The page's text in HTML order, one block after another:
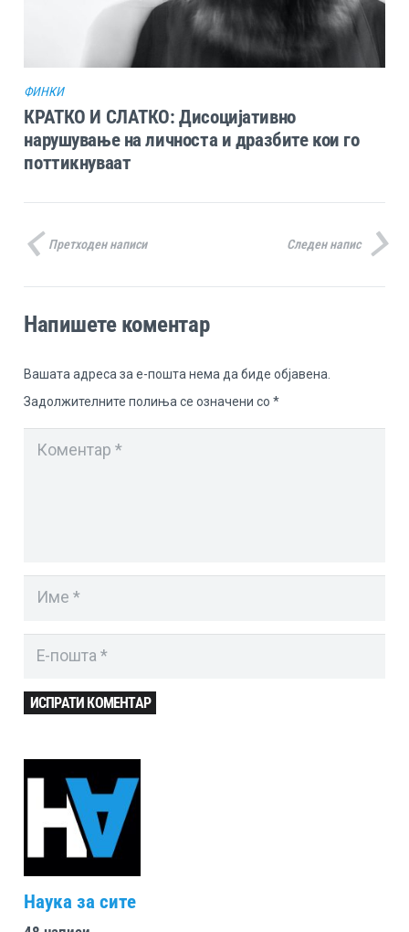
ФИНКИ
КРАТКО И СЛАТКО: Дисоцијативно
нарушување на личноста и дразбите кои го
поттикнуваат
Претходен написи Следен напис
Напишете коментар
Вашата адреса за е-пошта нема да биде објавена.
Задолжителните полиња се означени со*
ИСПРАТИ КОМЕНТАР
Наука за сите